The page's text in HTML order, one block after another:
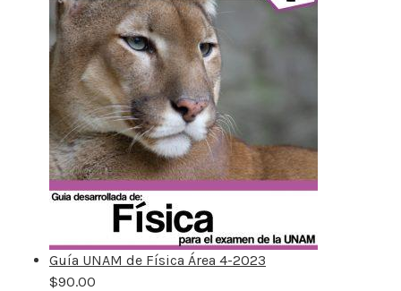
Guía UNAM de Física Área 4-2023
$90.00